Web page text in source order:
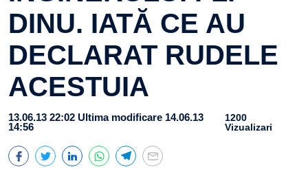
DINU. IATĂ CE AU
DECLARAT RUDELE
ACESTUIA
13.06.13 22:02 Ultima modificare 14.06.13
14:56
1200
Vizualizari